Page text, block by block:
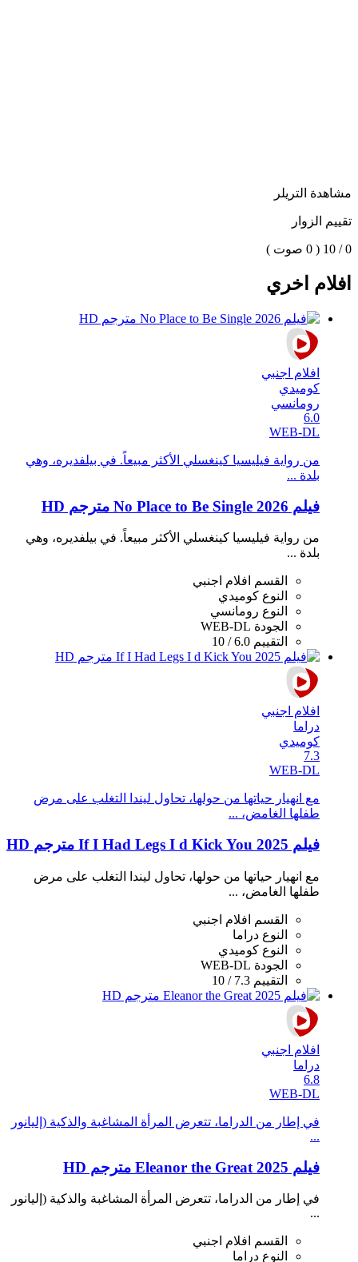
مشاهدة التريلر
تقييم الزوار
0 / 10 ( 0 صوت )
افلام اخري
افلام اجنبي
كوميدي
رومانسي
6.0
WEB-DL
من رواية فيليسيا كينغسلي الأكثر مبيعاً. في بيلفديره، وهي
بلدة ...
فيلم No Place to Be Single 2026 مترجم HD
من رواية فيليسيا كينغسلي الأكثر مبيعاً. في بيلفديره، وهي
بلدة ...
القسم
افلام اجنبي
النوع كوميدي
النوع رومانسي
الجودة WEB-DL
التقييم 6.0 / 10
افلام اجنبي
دراما
كوميدي
7.3
WEB-DL
مع انهيار حياتها من حولها، تحاول ليندا التغلب على مرض
طفلها الغامض، ...
فيلم If I Had Legs I d Kick You 2025 مترجم HD
مع انهيار حياتها من حولها، تحاول ليندا التغلب على مرض
طفلها الغامض، ...
القسم
افلام اجنبي
النوع دراما
النوع كوميدي
الجودة WEB-DL
التقييم 7.3 / 10
افلام اجنبي
دراما
6.8
WEB-DL
في إطار من الدراما، تتعرض المرأة المشاغبة والذكية (إليانور
...
فيلم Eleanor the Great 2025 مترجم HD
في إطار من الدراما، تتعرض المرأة المشاغبة والذكية (إليانور
...
القسم
افلام اجنبي
النوع دراما